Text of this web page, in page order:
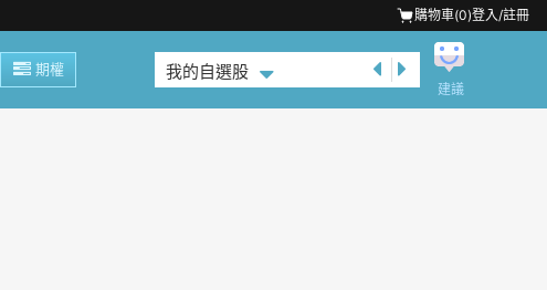
購物車(0)登入/註冊
期權 我的自選股
建議